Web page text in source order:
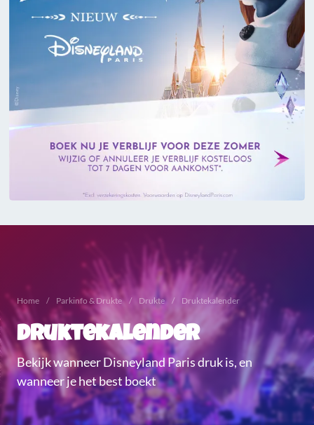
Home Parkinfo & Drukte Drukte Druktekalender
Druktekalender
Bekijk wanneer Disneyland Paris druk is, en
wanneer je het best boekt